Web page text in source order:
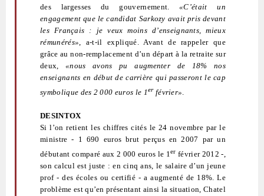
des largesses du gouvernement.«C’était un
engagement que le candidat Sarkozy avait pris devant
les Français : je veux moins d’enseignants, mieux
rémunérés» , a-t-il expliqué. Avant de rappeler que
grâce au non-remplacement d’un départ à la retraite sur
deux,«nous avons pu augmenter de 18% nos
enseignants en début de carrière qui passeront le cap
symbolique des 2 000 euros le 1erfévrier».
DESINTOX
Si l’on retient les chiffres cités le 24 novembre par le
ministre - 1 690 euros brut perçus en 2007 par un
débutant comparé aux 2 000 euros le 1er février 2012 -,
son calcul est juste : en cinq ans, le salaire d’un jeune
prof - des écoles ou certifié - a augmenté de 18%. Le
problème est qu’en présentant ainsi la situation, Chatel